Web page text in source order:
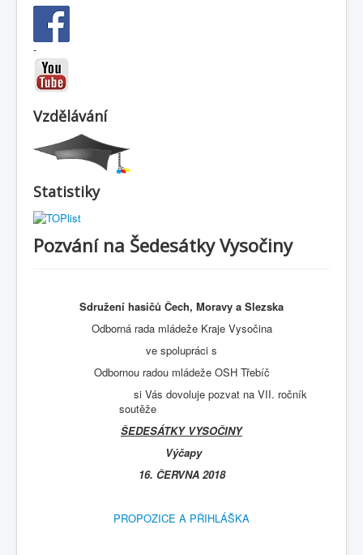
-
Vzdělávání
Statistiky
Pozvání na Šedesátky Vysočiny
Sdružení hasičů Čech, Moravy a Slezska
Odborná rada mládeže Kraje Vysočina
ve spolupráci s
Odbornou radou mládeže OSH Třebíč
si Vás dovoluje pozvat na VII. ročník
soutěže
ŠEDESÁTKY VYSOČINY
Výčapy
16. ČERVNA 2018
PROPOZICE A PŘIHLÁŠKA